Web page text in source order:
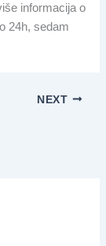
informacija o
24h, sedam
NEXT